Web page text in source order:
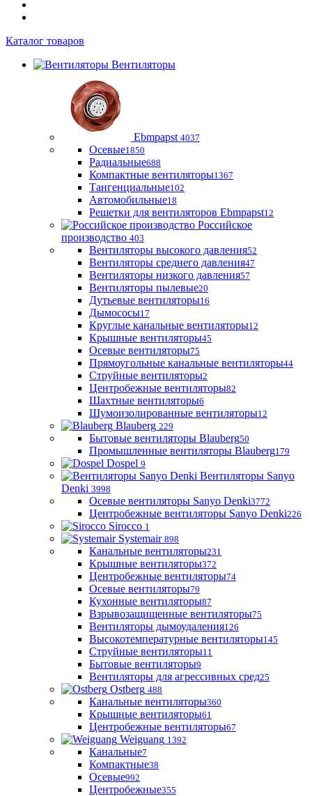
Каталог товаров
Вентиляторы
Ebmpapst 4037
Осевые1850
Радиальные688
Компактные вентиляторы1367
Тангенциальные102
Автомобильные18
Решетки для вентиляторов Ebmpapst12
Российское
производство 403
Вентиляторы высокого давления52
Вентиляторы среднего давления47
Вентиляторы низкого давления57
Вентиляторы пылевые20
Дутьевые вентиляторы16
Дымососы17
Круглые канальные вентиляторы12
Крышные вентиляторы45
Осевые вентиляторы75
Прямоугольные канальные вентиляторы44
Струйные вентиляторы2
Центробежные вентиляторы82
Шахтные вентиляторы6
Шумоизолированные вентиляторы12
Blauberg 229
Бытовые вентиляторы Blauberg50
Промышленные вентиляторы Blauberg179
Dospel 9
Вентиляторы Sanyo
Denki 3998
Осевые вентиляторы Sanyo Denki3772
Центробежные вентиляторы Sanyo Denki226
Sirocco 1
Systemair 898
Канальные вентиляторы231
Крышные вентиляторы372
Центробежные вентиляторы74
Осевые вентиляторы79
Кухонные вентиляторы87
Взрывозащищенные вентиляторы75
Вентиляторы дымоудаления126
Высокотемпературные вентиляторы145
Струйные вентиляторы11
Бытовые вентиляторы9
Вентиляторы для агрессивных сред25
Ostberg 488
Канальные вентиляторы360
Крышные вентиляторы61
Центробежные вентиляторы67
Weiguang 1392
Канальные7
Компактные38
Осевые992
Центробежные355